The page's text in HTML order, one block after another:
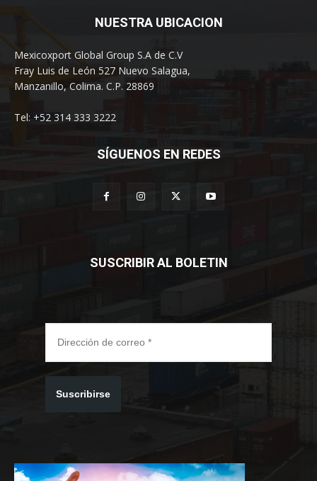
NUESTRA UBICACION
Mexicoxport Global Group S.A de C.V
Fray Luis de León 527 Nuevo Salagua,
Manzanillo, Colima. C.P. 28869
Tel: +52 314 333 3222
SÍGUENOS EN REDES
SUSCRIBIR AL BOLETIN
Suscribirse